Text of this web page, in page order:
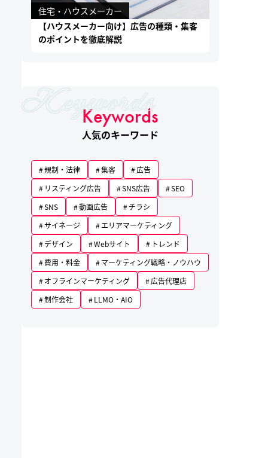
住宅・ハウスメーカー
【ハウスメーカー向け】広告の種類・集客
のポイントを徹底解説
Keywords
人気のキーワード
規制・法律 集客
広告
リスティング広告
SNS広告
SEO
SNS
動画広告
チラシ
サイネージ
エリアマーケティング
デザイン
Webサイト
トレンド
費用・料金
マーケティング戦略・ノウハウ
オフラインマーケティング
広告代理店
制作会社
LLMO・AIO